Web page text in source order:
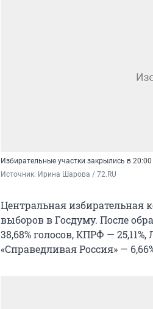
Избирательные участки закрылись в
Источник: Ирина Шарова / 72.RU
Центральная избирательная
выборов в Госдуму. После
38,68% голосов, КПРФ —
«Справедливая Россия» —